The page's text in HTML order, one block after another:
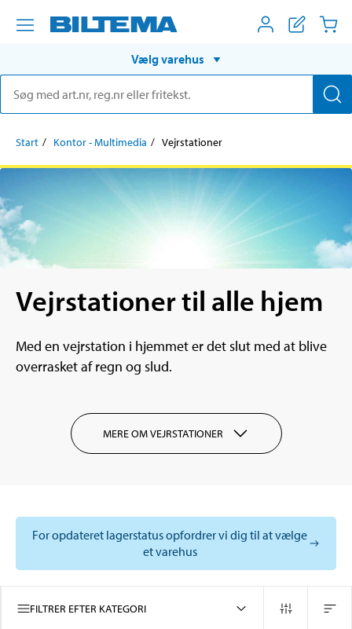
Vælg varehus
Start Kontor - Multimedia Vejrstationer
Vejrstationer til alle hjem
Med en vejrstation i hjemmet er det slut med at blive
overrasket af regn og slud.
MERE OM VEJRSTATIONER
For opdateret lagerstatus opfordrer vi dig til at vælge
et varehus
FILTRER EFTER KATEGORI